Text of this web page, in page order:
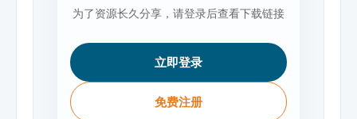
为了资源长久分享，请登录后查看下载链接
立即登录
免费注册